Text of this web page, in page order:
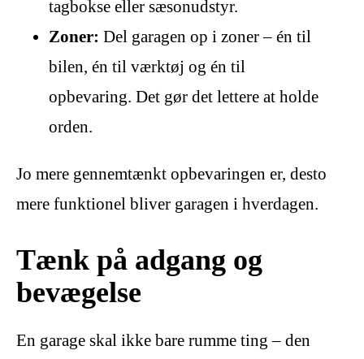
tagbokse eller sæsonudstyr.
Zoner: Del garagen op i zoner – én til
bilen, én til værktøj og én til
opbevaring. Det gør det lettere at holde
orden.
Jo mere gennemtænkt opbevaringen er, desto
mere funktionel bliver garagen i hverdagen.
Tænk på adgang og
bevægelse
En garage skal ikke bare rumme ting – den